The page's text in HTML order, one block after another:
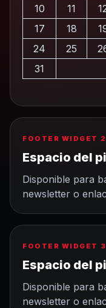
10
11
17
18
24
25
31
FOOTER WIDGET 2
Espacio del
Disponible para
newsletter o
FOOTER WIDGET 3
Espacio del
Disponible para
newsletter o